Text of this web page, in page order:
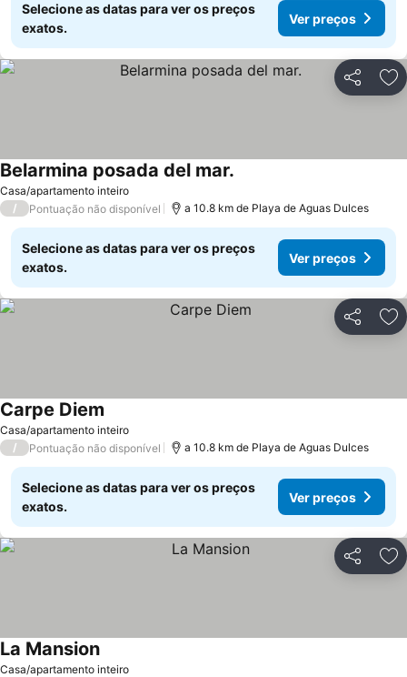
Selecione as datas para ver os preços
exatos.
Ver preços
Partilhar
Casa/apartamento inteiro
Belarmina posada del mar.
/ Pontuação não disponível a 10.8 km de Playa de Aguas Dulces
Selecione as datas para ver os preços
exatos.
Ver preços
Partilhar
Casa/apartamento inteiro
Carpe Diem
/ Pontuação não disponível a 10.8 km de Playa de Aguas Dulces
Selecione as datas para ver os preços
exatos.
Ver preços
Partilhar
Casa/apartamento inteiro
La MansionVer preços